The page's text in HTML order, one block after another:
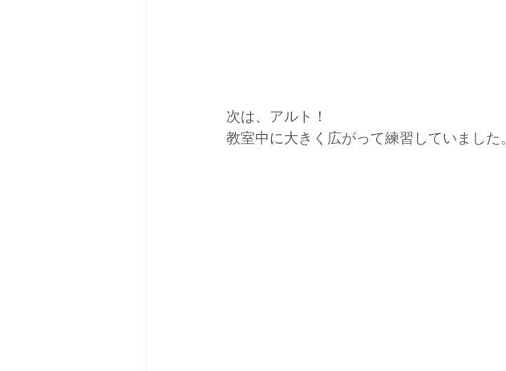
次は、アルト！
教室中に大きく広がって練習していました。